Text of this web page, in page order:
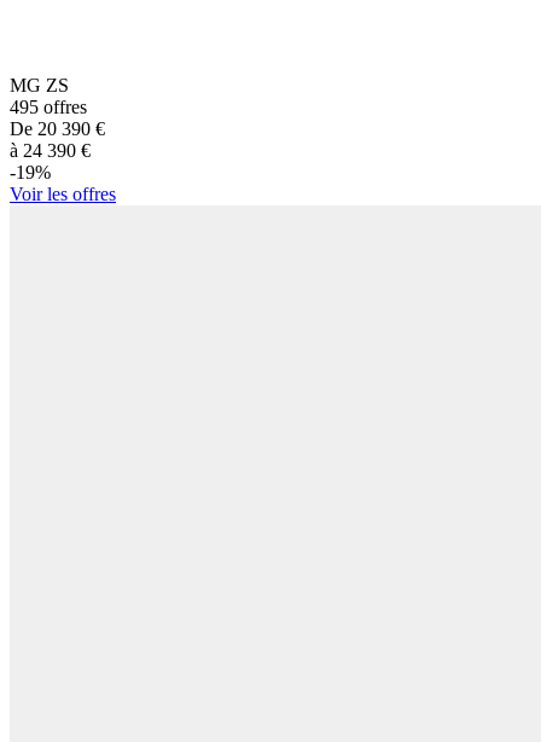
MG ZS
495 offres
De 20 390 €
à 24 390 €
-19%
Voir les offres